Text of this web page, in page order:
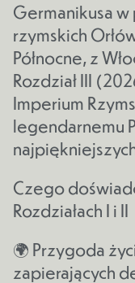
Germanikusa w
rzymskich
Północne, z
Rozdział III
Imperium
legendarnemu
Czego
Rozdziałach I i II
🌍 Przygoda
zapierających